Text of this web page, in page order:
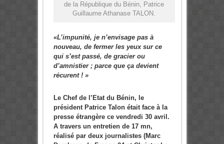
de la République du Bénin, Patrice
Guillaume Athanase TALON.
«L’impunité, je n’envisage pas à
nouveau, de fermer les yeux sur ce
qui s’est passé, de gracier ou
d’amnistier ; parce que ça devient
récurent ! »
Le Chef de l’Etat du Bénin, le
président Patrice Talon était face à la
presse étrangère ce vendredi 30 avril.
A travers un entretien de 17 mn,
réalisé par deux journalistes (Marc